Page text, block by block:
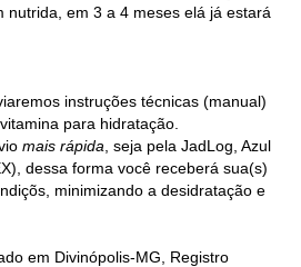
nutrida, em 3 a 4 meses elá já estará
instruções técnicas (manual)
para hidratação.
mais rápida , seja pela JadLog, Azul
dessa forma você receberá sua(s)
minimizando a desidratação e
em Divinópolis-MG, Registro